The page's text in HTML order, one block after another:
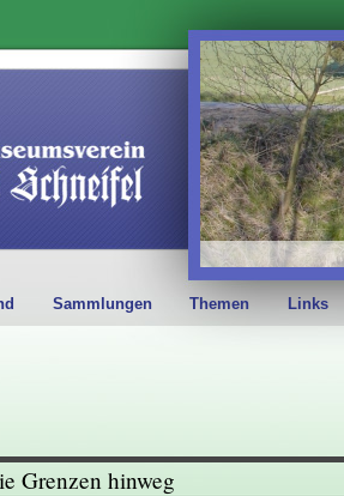
Sammlungen Themen Links
Grenzen hinweg